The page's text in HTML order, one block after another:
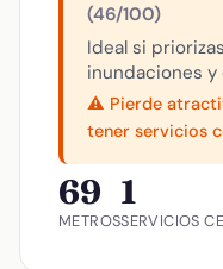
(46/100)
Ideal si
inundaciones
⚠️ Pierde
tener servicios
69
METROS
1
SERVICIOS